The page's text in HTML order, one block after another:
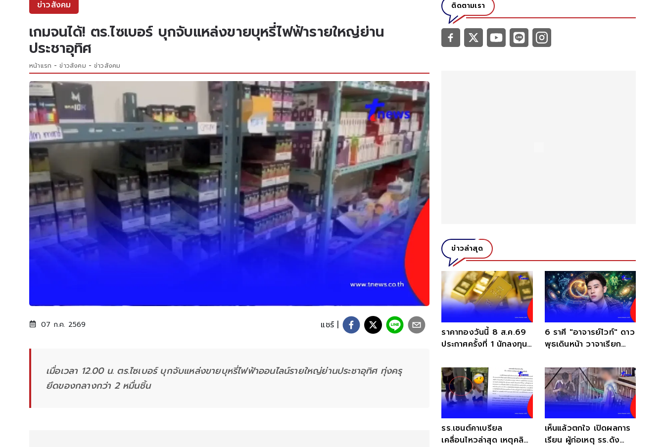
ข่าวสังคม
เกมจนได้! ตร.ไซเบอร์ บุกจับแหล่งขายบุหรี่ไฟฟ้ารายใหญ่ย่าน
ประชาอุทิศ
หน้าแรก ข่าวสังคม ข่าวสังคม
07 ก.ค. 2569 แชร์ |
เมื่อเวลา 12.00 น. ตร.ไซเบอร์ บุกจับแหล่งขายบุหรี่ไฟฟ้าออนไลน์รายใหญ่ย่านประชาอุทิศ ทุ่งครุ
ยึดของกลางกว่า 2 หมื่นชิ้น
ติดตามเรา
ข่าวล่าสุด
ราคาทองวันนี้ 8 ส.ค.69
ประกาศครั้งที่ 1 นักลงทุน
6 ราศี "อาจารย์ไวท์" ดาว
พุธเดินหน้า วาจาเรียก
รร.เซนต์คาเบรียล
เคลื่อนไหวล่าสุด เหตุคลิป
เห็นแล้วตกใจ เปิดผลการ
เรียน ผู้ก่อเหตุ รร.ดัง